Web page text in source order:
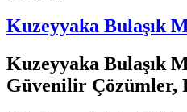
Kuzeyyaka Bulaşık
Kuzeyyaka Bulaşık
Güvenilir Çözümler,